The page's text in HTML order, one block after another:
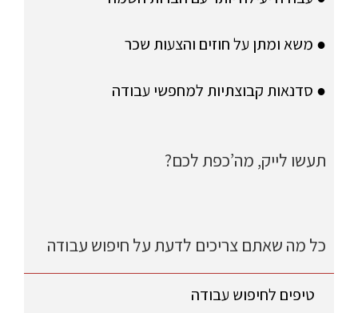
● משא ומתן על חוזים והצעות שכר
● סדנאות קבוצתיות למחפשי עבודה
תעשו לייק, מה’כפת לכם?
כל מה שאתם צריכים לדעת על חיפוש עבודה
טיפים לחיפוש עבודה